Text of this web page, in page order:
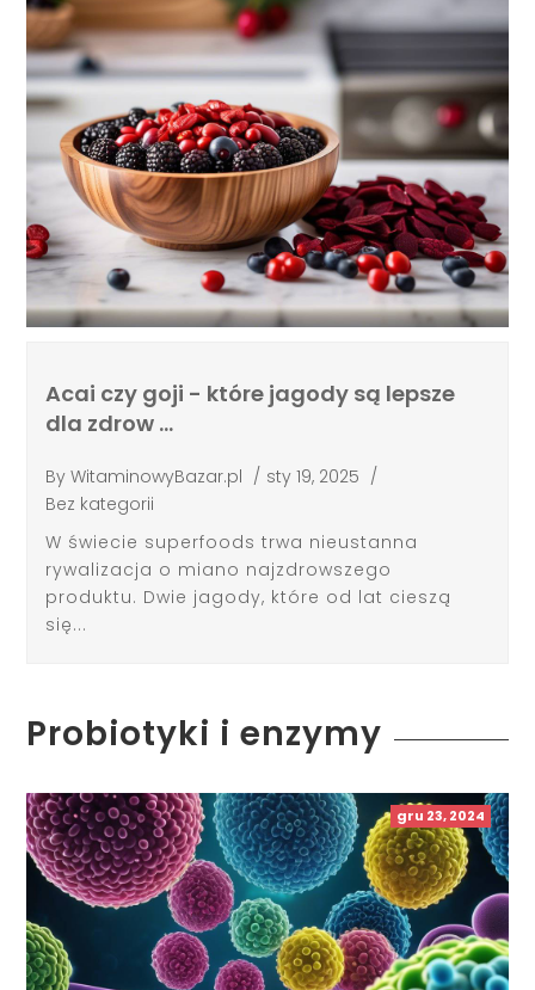
Acai czy goji - które jagody są lepsze
dla zdrow …
ByWitaminowyBazar.pl / sty 19, 2025 /
Bez kategorii
W świecie superfoods trwa nieustanna
rywalizacja o miano najzdrowszego
produktu. Dwie jagody, które od lat cieszą
się...
Probiotyki i enzymy
gru 23, 2024